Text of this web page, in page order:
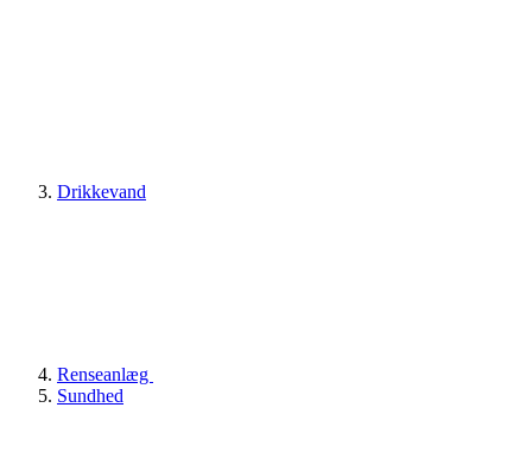
Drikkevand
Renseanlæg
Sundhed